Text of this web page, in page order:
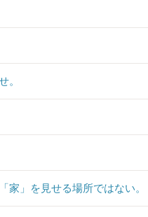
。
家」を見せる場所ではない。